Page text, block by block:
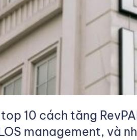
10 cách tăng
management, và